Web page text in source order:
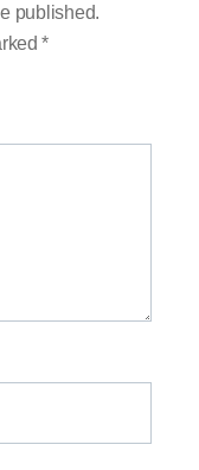
published.
*